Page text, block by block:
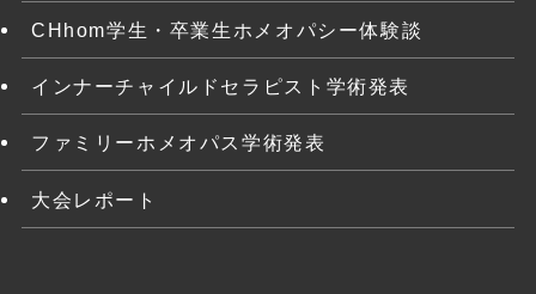
CHhom学生・卒業生ホメオパシー体験談
インナーチャイルドセラピスト学術発表
ファミリーホメオパス学術発表
大会レポート